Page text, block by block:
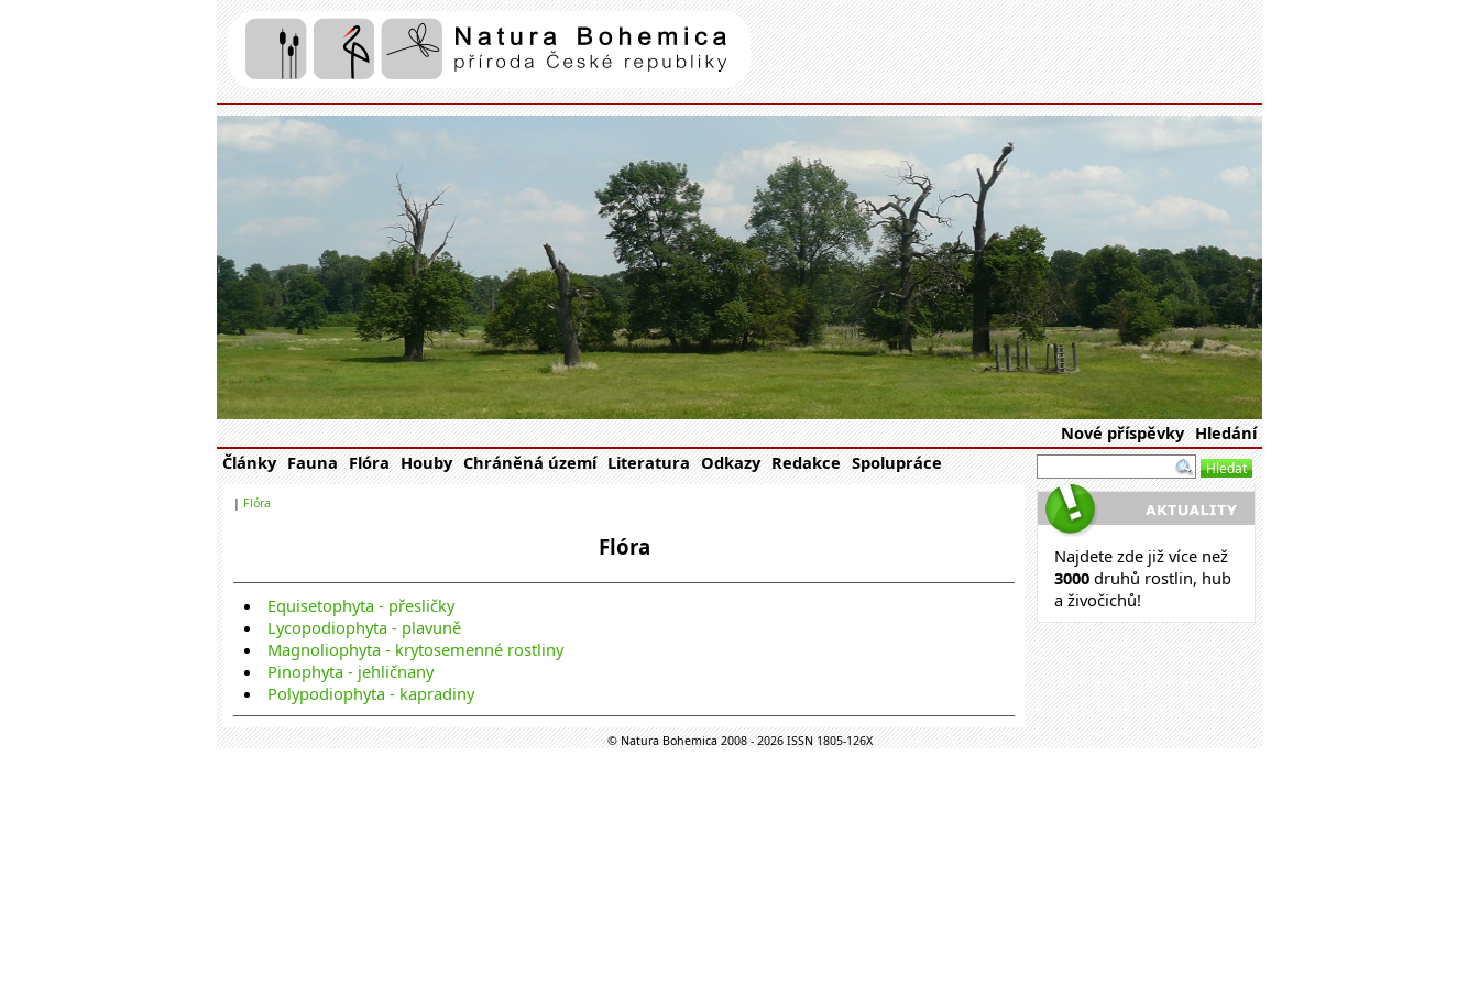
Natura Bohemica| příroda České republiky
Nové příspěvky Hledání
Články Fauna Flóra Houby Chráněná území Literatura Odkazy Redakce Spolupráce
| Flóra
Flóra
Equisetophyta - přesličky
Lycopodiophyta - plavuně
Magnoliophyta - krytosemenné rostliny
Pinophyta - jehličnany
Polypodiophyta - kapradiny
Najdete zde již více než
3000 druhů rostlin, hub
a živočichů!
© Natura Bohemica 2008 - 2026 ISSN 1805-126X